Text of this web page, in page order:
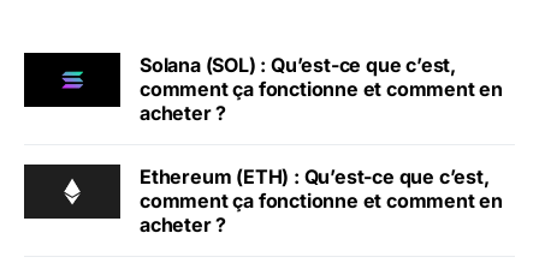
Solana (SOL) : Qu’est-ce que c’est,
comment ça fonctionne et comment en
acheter ?
Ethereum (ETH) : Qu’est-ce que c’est,
comment ça fonctionne et comment en
acheter ?